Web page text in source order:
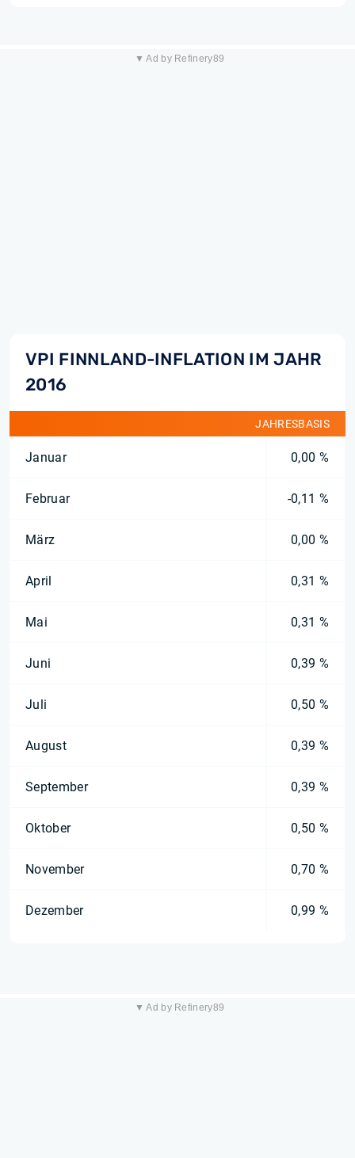
▼ Ad by Refinery89
VPI FINNLAND-INFLATION IM JAHR
2016
JAHRESBASIS
Januar 0,00 %
Februar -0,11 %
März 0,00 %
April 0,31 %
Mai 0,31 %
Juni 0,39 %
Juli 0,50 %
August 0,39 %
September 0,39 %
Oktober 0,50 %
November 0,70 %
Dezember 0,99 %
▼ Ad by Refinery89